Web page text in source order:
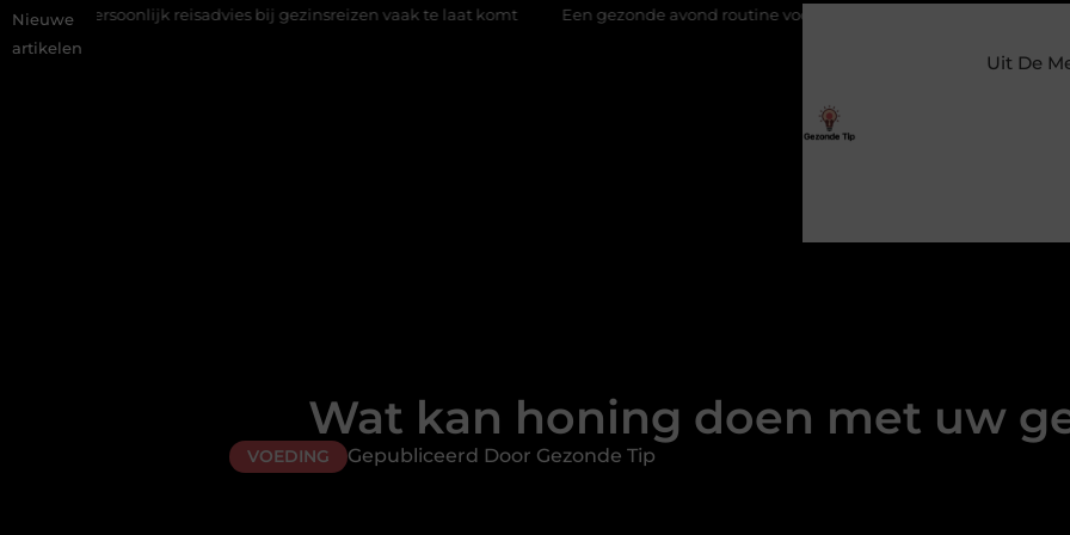
Nieuwe
artikelen
reisadvies bij gezinsreizen vaak te laat komt Een gezonde avond routine voor een diepe en herstellende nachtrust
Uit De
Wat kan honing doen met uw
VOEDING Gepubliceerd Door Gezonde Tip